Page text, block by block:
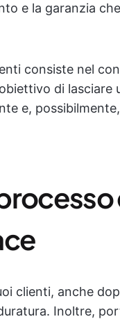
e la garanzia
consiste nel
di lasciare
e,
clienti, anche
Inoltre,